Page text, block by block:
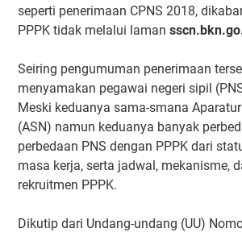
seperti penerimaan CPNS 2018,
PPPK tidak melalui laman
Seiring pengumuman penerimaan
menyamakan pegawai negeri sipil
Meski keduanya sama-smana
(ASN) namun keduanya banyak
perbedaan PNS dengan PPPK dari
masa kerja, serta jadwal, mekanisme,
rekruitmen PPPK.
Dikutip dari Undang-undang (UU)